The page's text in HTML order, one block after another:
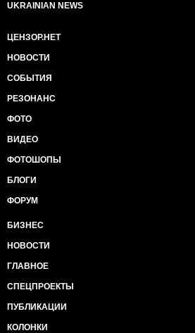
UKRAINIAN NEWS
ЦЕНЗОР.НЕТ
НОВОСТИ
СОБЫТИЯ
РЕЗОНАНС
ФОТО
ВИДЕО
ФОТОШОПЫ
БЛОГИ
ФОРУМ
БИЗНЕС
НОВОСТИ
ГЛАВНОЕ
СПЕЦПРОЕКТЫ
ПУБЛИКАЦИИ
КОЛОНКИ